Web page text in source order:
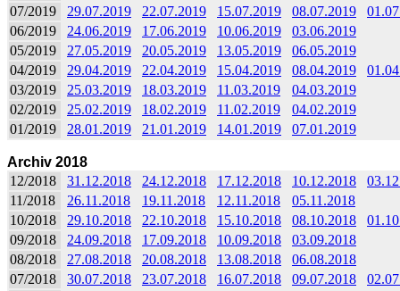
07/2019
29.07.2019 22.07.2019 15.07.2019 08.07.2019
06/2019
24.06.2019 17.06.2019 10.06.2019
03.06.2019
05/2019
27.05.2019 20.05.2019 13.05.2019
06.05.2019
04/2019
29.04.2019 22.04.2019 15.04.2019 08.04.2019
03/2019
25.03.2019 18.03.2019 11.03.2019
04.03.2019
02/2019
25.02.2019 18.02.2019 11.02.2019
04.02.2019
01/2019
28.01.2019 21.01.2019 14.01.2019 07.01.2019
Archiv 2018
12/2018
31.12.2018 24.12.2018 17.12.2018 10.12.2018
11/2018
26.11.2018 19.11.2018 12.11.2018
05.11.2018
10/2018
29.10.2018 22.10.2018 15.10.2018 08.10.2018
09/2018
24.09.2018 17.09.2018 10.09.2018
03.09.2018
08/2018
27.08.2018 20.08.2018 13.08.2018
06.08.2018
07/2018
30.07.2018 23.07.2018 16.07.2018 09.07.2018